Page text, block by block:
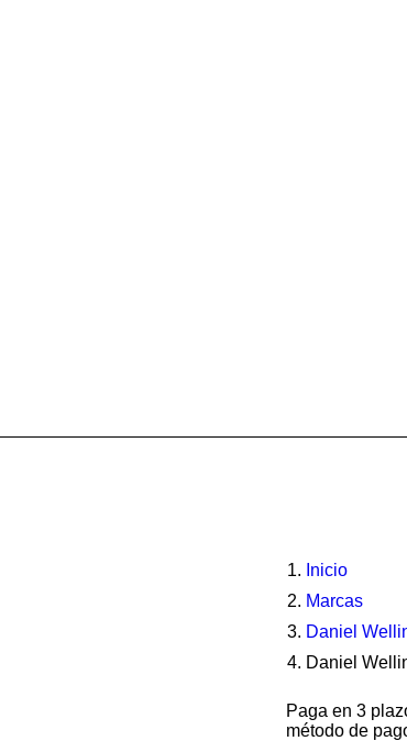
Inicio
Marcas
Daniel
Daniel
Paga en 3
método de